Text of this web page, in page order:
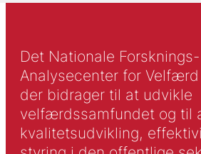
Det Nationale
Analysecenter for
der bidrager til at udvikle
velfærdssamfundet og til
kvalitetsudvikling,